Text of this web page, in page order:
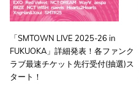
「SMTOWN LIVE 2025-26 in
FUKUOKA」詳細発表！各ファンク
ラブ最速チケット先行受付(抽選)ス
タート！